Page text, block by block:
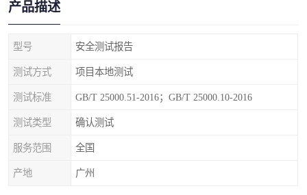
产品描述
型号 安全测试报告
测试方式 项目本地测试
测试标准 GB/T 25000.51-2016；GB/T 25000.10-2016
测试类型 确认测试
服务范围 全国
产地 广州